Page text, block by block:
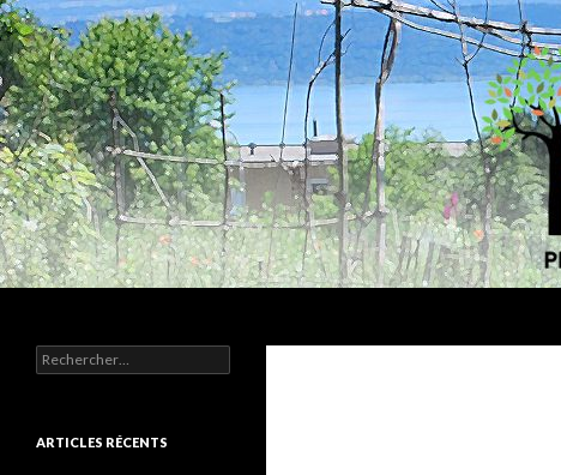
Association agroécologique
Rechercher :
ARTICLES RÉCENTS